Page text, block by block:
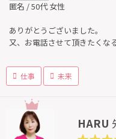
匿名 / 50代 女性
ありがとうございました。
又、お電話させて頂きたくな
仕事 未来
HARU